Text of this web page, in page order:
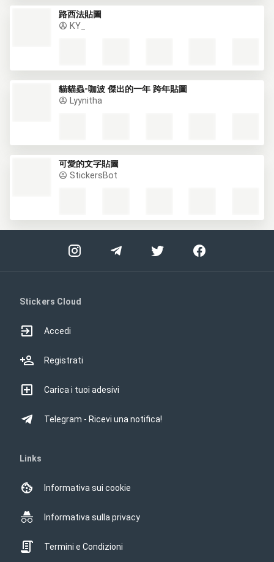
路西法貼圖
KY_
貓貓蟲-咖波 傑出的一年 跨年貼圖
Lyynitha
可愛的文字貼圖
StickersBot
Stickers Cloud
Accedi
Registrati
Carica i tuoi adesivi
Telegram - Ricevi una notifica!
Links
Informativa sui cookie
Informativa sulla privacy
Termini e Condizioni